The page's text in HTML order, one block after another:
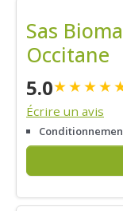
Sas
Occitane
5.0★★★★
Écrire un avis